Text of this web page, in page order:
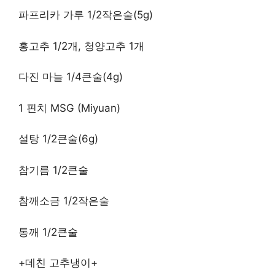
파프리카 가루 1/2작은술(5g)
홍고추 1/2개, 청양고추 1개
다진 마늘 1/4큰술(4g)
1 핀치 MSG (Miyuan)
설탕 1/2큰술(6g)
참기름 1/2큰술
참깨소금 1/2작은술
통깨 1/2큰술
+데친 고추냉이+